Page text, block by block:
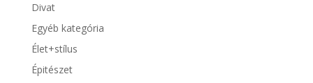
Divat
Egyéb kategória
Élet+stílus
Épitészet